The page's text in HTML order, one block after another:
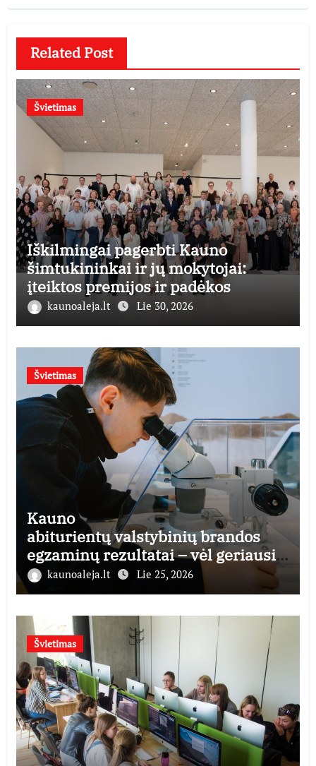
Related Post
Švietimas
Iškilmingai pagerbti Kauno
šimtukininkai ir jų mokytojai:
įteiktos premijos ir padėkos
kaunoaleja.lt Lie 30, 2026
Švietimas
Kauno
abiturientų valstybinių brandos
egzaminų rezultatai – vėl geriausi
šalyjekaunoaleja.lt Lie 25, 2026
Švietimas